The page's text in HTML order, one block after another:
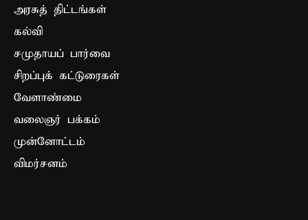
அரசுத் திட்டங்கள்
கல்வி
சமுதாயப் பார்வை
சிறப்புக் கட்டுரைகள்
வேளாண்மை
வலைஞர் பக்கம்
முன்னோட்டம்
விமர்சனம்